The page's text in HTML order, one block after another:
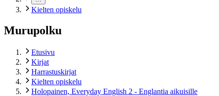
Kielten opiskelu
Murupolku
Etusivu
Kirjat
Harrastuskirjat
Kielten opiskelu
Holopainen, Everyday English 2 - Englantia aikuisille